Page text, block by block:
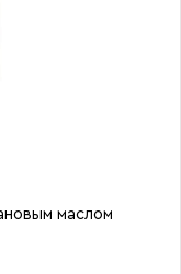
маслом